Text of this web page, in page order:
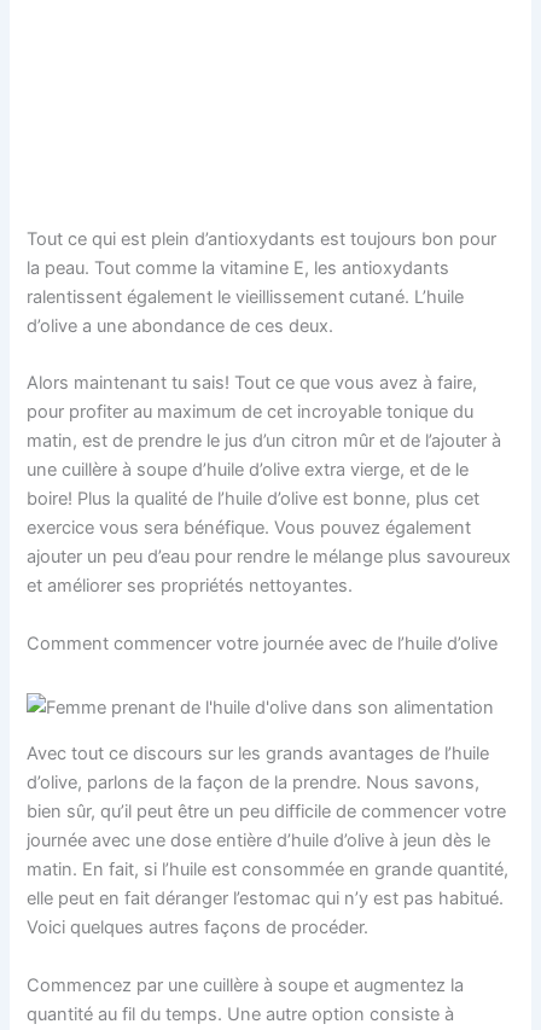
Tout ce qui est plein d’antioxydants est toujours bon pour
la peau. Tout comme la vitamine E, les antioxydants
ralentissent également le vieillissement cutané. L’huile
d’olive a une abondance de ces deux.
Alors maintenant tu sais! Tout ce que vous avez à faire,
pour profiter au maximum de cet incroyable tonique du
matin, est de prendre le jus d’un citron mûr et de l’ajouter à
une cuillère à soupe d’huile d’olive extra vierge, et de le
boire! Plus la qualité de l’huile d’olive est bonne, plus cet
exercice vous sera bénéfique. Vous pouvez également
ajouter un peu d’eau pour rendre le mélange plus savoureux
et améliorer ses propriétés nettoyantes.
Comment commencer votre journée avec de l’huile d’olive
Avec tout ce discours sur les grands avantages de l’huile
d’olive, parlons de la façon de la prendre. Nous savons,
bien sûr, qu’il peut être un peu difficile de commencer votre
journée avec une dose entière d’huile d’olive à jeun dès le
matin. En fait, si l’huile est consommée en grande quantité,
elle peut en fait déranger l’estomac qui n’y est pas habitué.
Voici quelques autres façons de procéder.
Commencez par une cuillère à soupe et augmentez la
quantité au fil du temps. Une autre option consiste à